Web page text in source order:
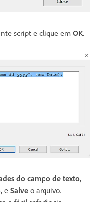
script e clique em OK.
do campo de texto,
, e Salve o arquivo.